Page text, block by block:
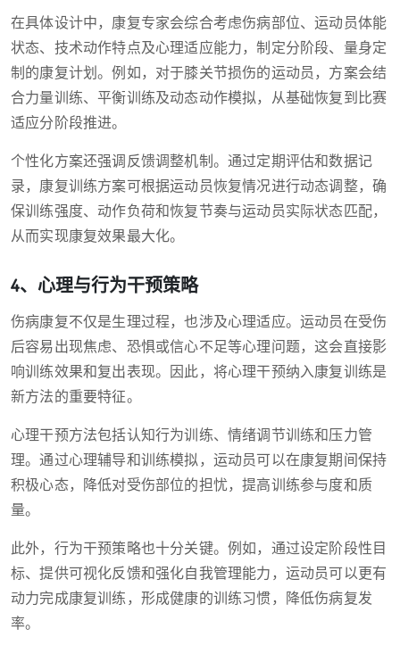
在具体设计中，康复专家会综合考虑伤病部位、运动员体能
状态、技术动作特点及心理适应能力，制定分阶段、量身定
制的康复计划。例如，对于膝关节损伤的运动员，方案会结
合力量训练、平衡训练及动态动作模拟，从基础恢复到比赛
适应分阶段推进。
个性化方案还强调反馈调整机制。通过定期评估和数据记
录，康复训练方案可根据运动员恢复情况进行动态调整，确
保训练强度、动作负荷和恢复节奏与运动员实际状态匹配，
从而实现康复效果最大化。
4、心理与行为干预策略
伤病康复不仅是生理过程，也涉及心理适应。运动员在受伤
后容易出现焦虑、恐惧或信心不足等心理问题，这会直接影
响训练效果和复出表现。因此，将心理干预纳入康复训练是
新方法的重要特征。
心理干预方法包括认知行为训练、情绪调节训练和压力管
理。通过心理辅导和训练模拟，运动员可以在康复期间保持
积极心态，降低对受伤部位的担忧，提高训练参与度和质
量。
此外，行为干预策略也十分关键。例如，通过设定阶段性目
标、提供可视化反馈和强化自我管理能力，运动员可以更有
动力完成康复训练，形成健康的训练习惯，降低伤病复发
率。